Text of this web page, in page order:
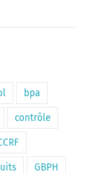
bpa
contrôle
GBPH